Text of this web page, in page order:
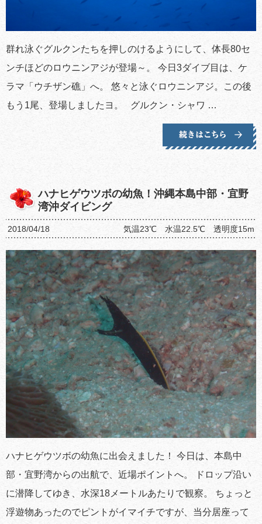
群れ泳ぐグルクンたちを押しのけるようにして、体長80セ
ンチほどのロウニンアジが登場～。 今日3ダイブ目は、ケ
ラマ「ウチザン礁」へ。 悠々と泳ぐロウニンアジ。この後
もう1尾、登場しましたヨ。 グルクン・シャワ …
ハナヒゲウツボの幼魚！沖縄本島中部・宜野
湾沖ダイビング
2018/04/18 気温23℃ 水温22.5℃ 透明度15m
ハナヒゲウツボの幼魚に出会えました！ 今日は、本島中
部・宜野湾からの出航で、近場ポイントへ。 ドロップ沿い
に潜降してゆき、水深18メートルあたりで観察。 ちょっと
浮遊物あったのでピントがイマイチですが、当分居座って